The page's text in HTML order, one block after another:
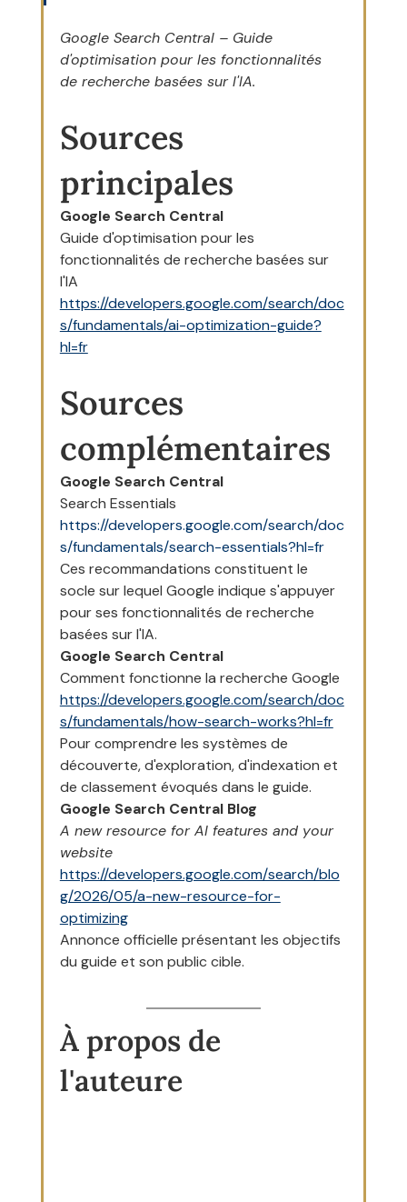
Google Search Central – Guide
d'optimisation pour les fonctionnalités
de recherche basées sur l'IA.
Sources
principales
Google Search Central
Guide d'optimisation pour les
fonctionnalités de recherche basées sur
l'IA
https://developers.google.com/search/doc
s/fundamentals/ai-optimization-guide?
hl=fr
Sources
complémentaires
Google Search Central
Search Essentials
https://developers.google.com/search/doc
s/fundamentals/search-essentials?hl=fr
Ces recommandations constituent le
socle sur lequel Google indique s'appuyer
pour ses fonctionnalités de recherche
basées sur l'IA.
Google Search Central
Comment fonctionne la recherche Google
https://developers.google.com/search/doc
s/fundamentals/how-search-works?hl=fr
Pour comprendre les systèmes de
découverte, d'exploration, d'indexation et
de classement évoqués dans le guide.
Google Search Central Blog
A new resource for AI features and your
website
https://developers.google.com/search/blo
g/2026/05/a-new-resource-for-
optimizing
Annonce officielle présentant les objectifs
du guide et son public cible.
À propos de
l'auteure